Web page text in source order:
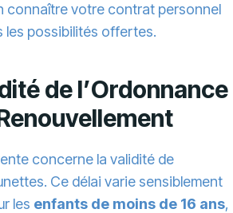
connaître votre contrat personnel
les possibilités offertes.
de l’Ordonnance
concerne la validité de
Ce délai varie sensiblement
les enfants de moins de 16 ans,